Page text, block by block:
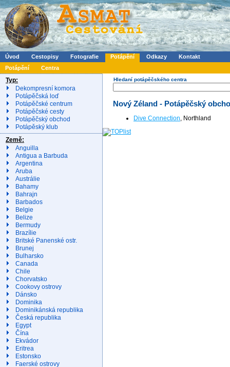
Úvod Cestopisy Fotografie Potápění Odkazy
Kontakt
Potápění
Centra
Typ:
Dekompresní komora
Potápěčská loď
Potápěčské centrum
Potápěčské cesty
Potápěčský obchod
Potápěský klub
Země:
Anguilla
Antigua a Barbuda
Argentina
Aruba
Austrálie
Bahamy
Bahrajn
Barbados
Belgie
Belize
Bermudy
Brazílie
Britské Panenské ostr.
Brunej
Bulharsko
Canada
Chile
Chorvatsko
Cookovy ostrovy
Dánsko
Dominika
Dominikánská republika
Česká republika
Egypt
Čína
Ekvádor
Eritrea
Estonsko
Faerské ostrovy
Hledaní potápěčského centra
Nový Zéland - Potápěčský
Dive Connection , Northland